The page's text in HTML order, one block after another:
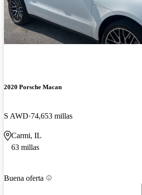
2020 Porsche Macan
S AWD 74,653 millas
Carmi, IL
63 millas
Buena oferta